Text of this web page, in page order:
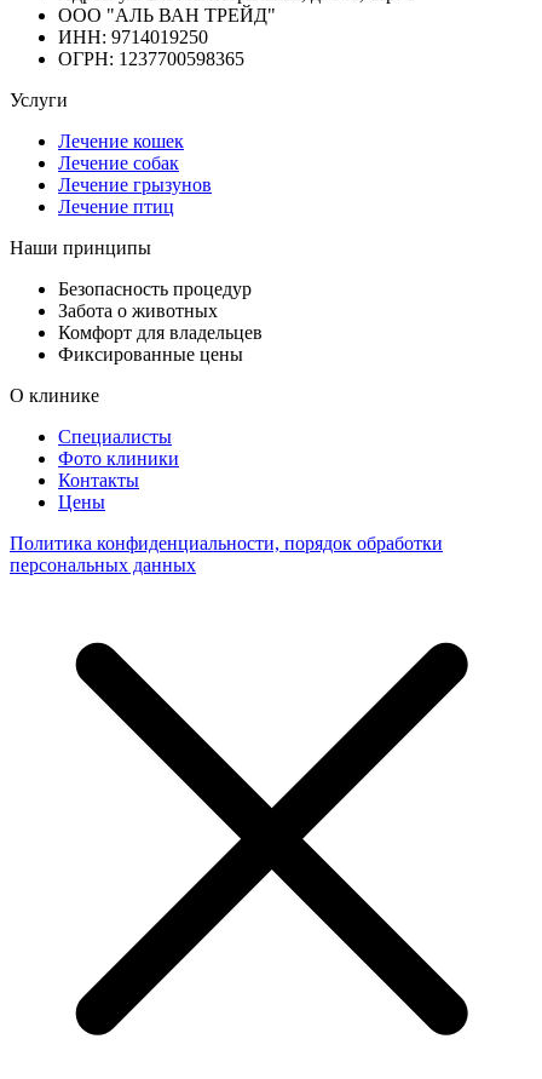
ООО "АЛЬ ВАН ТРЕЙД"
ИНН: 9714019250
ОГРН: 1237700598365
Услуги
Лечение кошек
Лечение собак
Лечение грызунов
Лечение птиц
Наши принципы
Безопасность процедур
Забота о животных
Комфорт для владельцев
Фиксированные цены
О клинике
Специалисты
Фото клиники
Контакты
Цены
Политика конфиденциальности, порядок обработки
персональных данных